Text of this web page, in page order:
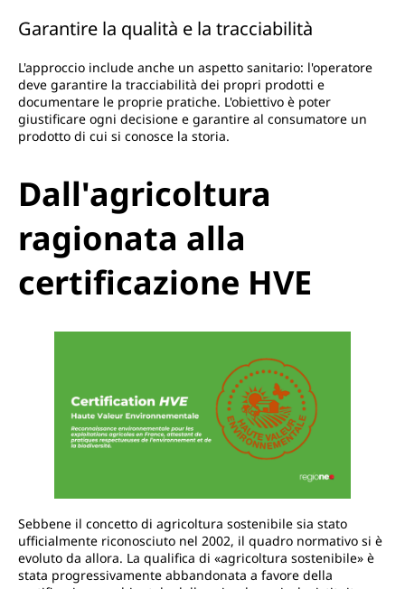
Garantire la qualità e la tracciabilità
L'approccio include anche un aspetto sanitario: l'operatore
deve garantire la tracciabilità dei propri prodotti e
documentare le proprie pratiche. L'obiettivo è poter
giustificare ogni decisione e garantire al consumatore un
prodotto di cui si conosce la storia.
Dall'agricoltura
ragionata alla
certificazione HVE
Sebbene il concetto di agricoltura sostenibile sia stato
ufficialmente riconosciuto nel 2002, il quadro normativo si è
evoluto da allora. La qualifica di «agricoltura sostenibile» è
stata progressivamente abbandonata a favore della